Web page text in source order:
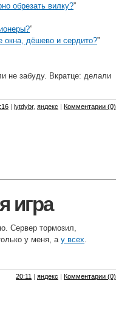
обрезать вилку?”
”
окна, дёшево и сердито?”
не забуду. Вкратце: делали
| lytdybr, яндекс | Комментарии (0)
игра
Сервер тормозил,
у меня, а у всех.
20:11 | яндекс | Комментарии (0)